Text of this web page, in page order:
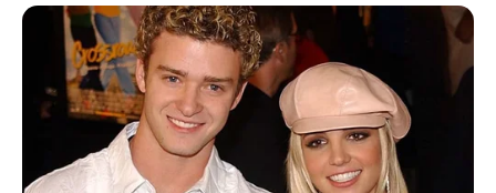
Tampil Lebih Modern, 7 Potret
Hasil Renovasi Rumah Berusia
90 Tahun